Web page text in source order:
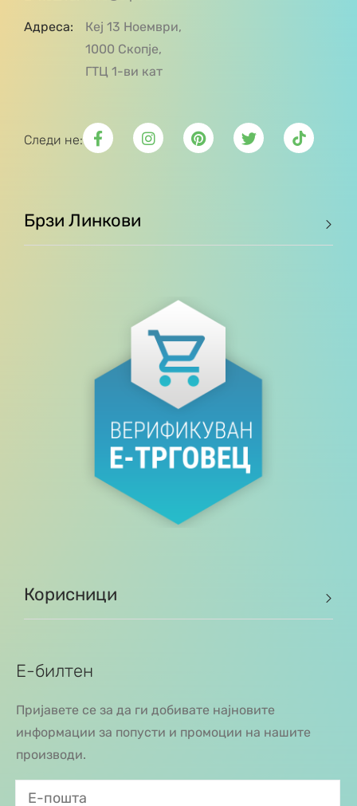
Адреса:
Кеј 13 Ноември,
1000 Скопје,
ГТЦ 1-ви кат
Следи не:
Брзи Линкови
Корисници
Е-билтен
Пријавете се за да ги добивате најновите
информации за попусти и промоции на нашите
производи.